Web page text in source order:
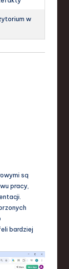
w
są
pracy,
bardziej